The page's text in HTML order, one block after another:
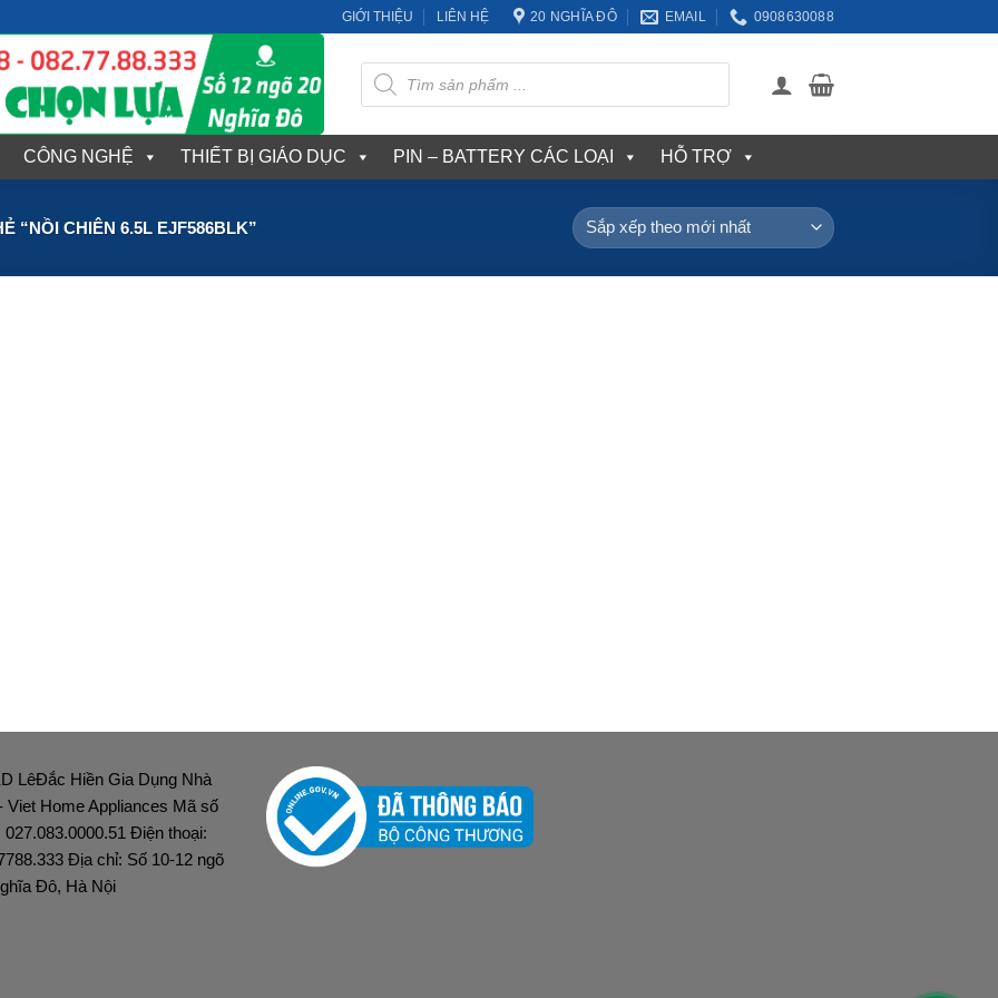
GIỚI THIỆU LIÊN HỆ 20 NGHĨA ĐÔ EMAIL 0908630088
Tìm
kiếm
sản
phẩm
CÔNG NGHỆ THIẾT BỊ GIÁO DỤC PIN – BATTERY CÁC LOẠI HỖ TRỢ
“NỒI CHIÊN 6.5L EJF586BLK”
LêĐắc Hiền Gia Dụng Nhà
Viet Home Appliances Mã số
027.083.0000.51 Điện thoại:
Địa chỉ: Số 10-12 ngõ
Đô, Hà Nội